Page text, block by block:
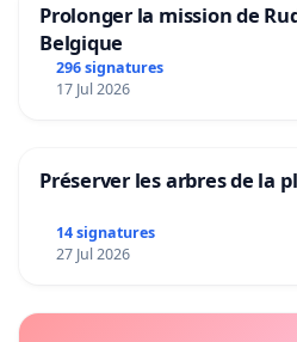
Prolonger la mission de
Belgique
296 signatures
17 Jul 2026
Préserver les arbres de la
14 signatures
27 Jul 2026